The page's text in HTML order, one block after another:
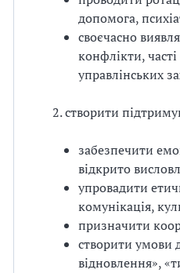
допомога,
своєчасно
конфлікти,
управлінських
2. створити
забезпечити
відкрито
упровадити
комунікація,
призначити
створити умови
відновлення»,